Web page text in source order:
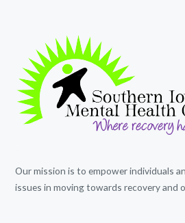
Our mission is to empower individuals
issues in moving towards recovery and